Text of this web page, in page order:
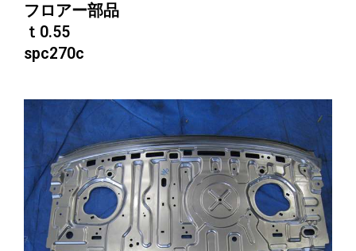
フロアー部品
ｔ0.55
spc270c